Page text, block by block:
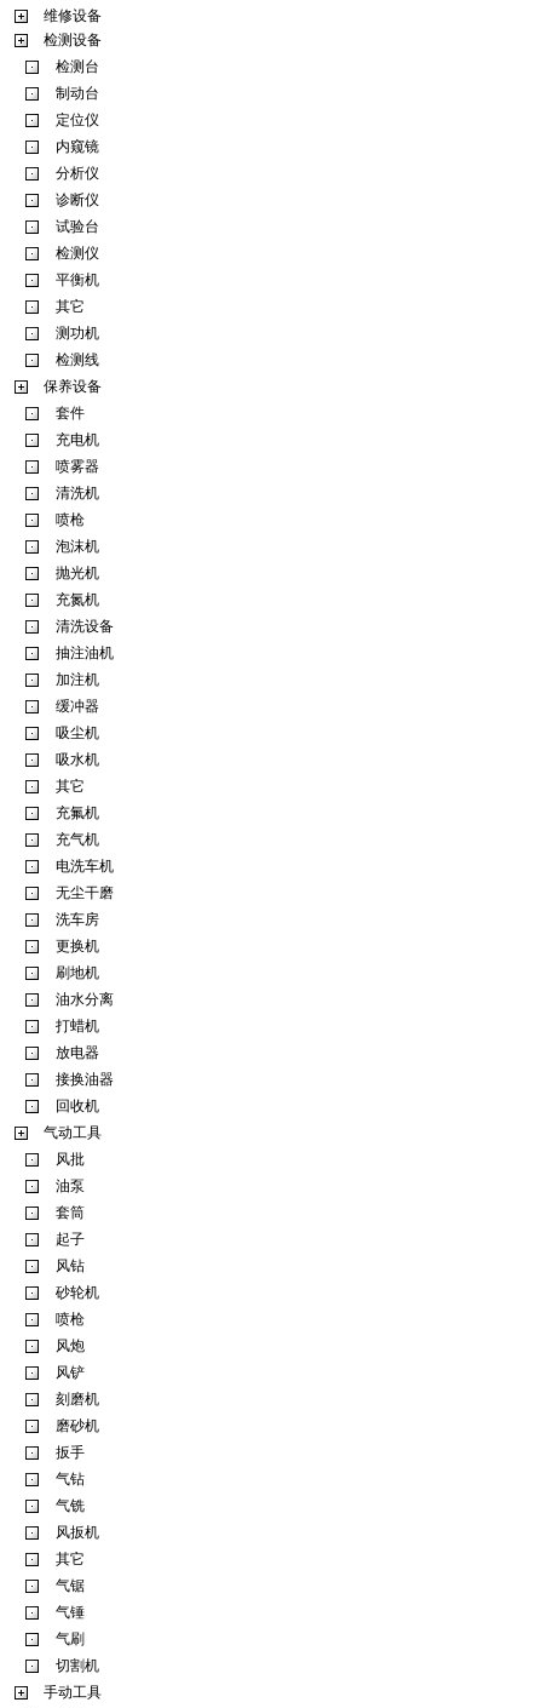
维修设备
检测设备
检测台
制动台
定位仪
内窥镜
分析仪
诊断仪
试验台
检测仪
平衡机
其它
测功机
检测线
保养设备
套件
充电机
喷雾器
清洗机
喷枪
泡沫机
抛光机
充氮机
清洗设备
抽注油机
加注机
缓冲器
吸尘机
吸水机
其它
充氟机
充气机
电洗车机
无尘干磨
洗车房
更换机
刷地机
油水分离
打蜡机
放电器
接换油器
回收机
气动工具
风批
油泵
套筒
起子
风钻
砂轮机
喷枪
风炮
风铲
刻磨机
磨砂机
扳手
气钻
气铣
风扳机
其它
气锯
气锤
气刷
切割机
手动工具